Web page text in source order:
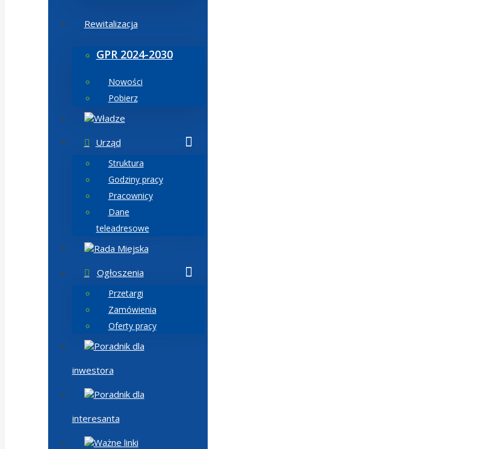
Rewitalizacja
GPR 2024-2030
Nowości
Pobierz
Władze
Urząd
Struktura
Godziny pracy
Pracownicy
Dane
teleadresowe
Rada Miejska
Ogłoszenia
Przetargi
Zamówienia
Oferty pracy
Poradnik dla
inwestora
Poradnik dla
interesanta
Ważne linki